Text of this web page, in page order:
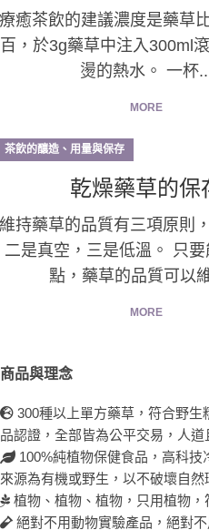
癒茶飲的建議濃度是藥草
百，於3g藥草中注入300ml
燙的熱水。 一杯
MORE
茶飲的釀造、用量與保存
乾燥藥草的保
持藥草的品質有三項原則
二是真空，三是低溫。 只
點，藥草的品質可以
MORE
商品與理念
300種以上單方藥草，符合野
品認證，全部皆為公平交易，人道
100%純植物保健食品，高科技
來源為有機或野生，以不破壞自然
植物、植物、植物，只用植物，
絕對不用動物實驗產品，絕對